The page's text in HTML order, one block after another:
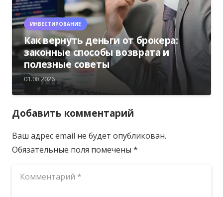
ИНВЕСТИРОВАНИЕ
Как вернуть деньги от брокера:
законные способы возврата и
полезные советы
01.08.2026
Добавить комментарий
Ваш адрес email не будет опубликован.
Обязательные поля помечены *